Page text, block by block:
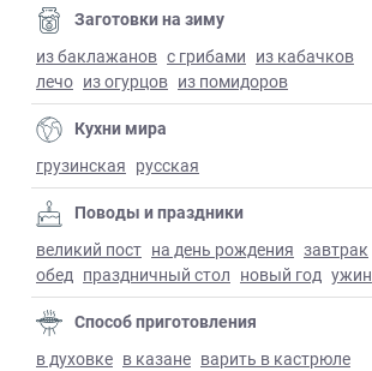
Заготовки на зиму
из баклажанов с грибами из кабачков
лечо из огурцов из помидоров
Кухни мира
грузинская русская
Поводы и праздники
великий пост на день рождения завтрак
обед праздничный стол новый год ужин
Способ приготовления
в духовке в казане варить в кастрюле